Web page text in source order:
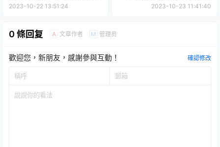
拳四郎 KENSHIRO 1/6 立體可
2023-10-22 13:51:24
白、定春』布偶機器人 體驗被
2023-10-23 11:41:40
0 條回复 A 文章作者 M 管理员
歡迎您，新朋友，感謝參與互動！ 確認修改